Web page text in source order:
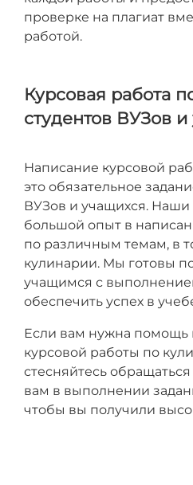
проверке на плагиат
работой.
Курсовая работа
студентов ВУЗов
Написание курсовой
это обязательное
ВУЗов и учащихся.
большой опыт в
по различным темам, в
кулинарии. Мы готовы
учащимся с
обеспечить успех в
Если вам нужна помощь
курсовой работы по
стесняйтесь
вам в выполнении
чтобы вы получили